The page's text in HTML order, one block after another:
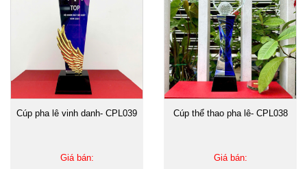
Cúp pha lê vinh danh- CPL039
Giá bán:
Cúp thể thao pha lê- CPL038
Giá bán: